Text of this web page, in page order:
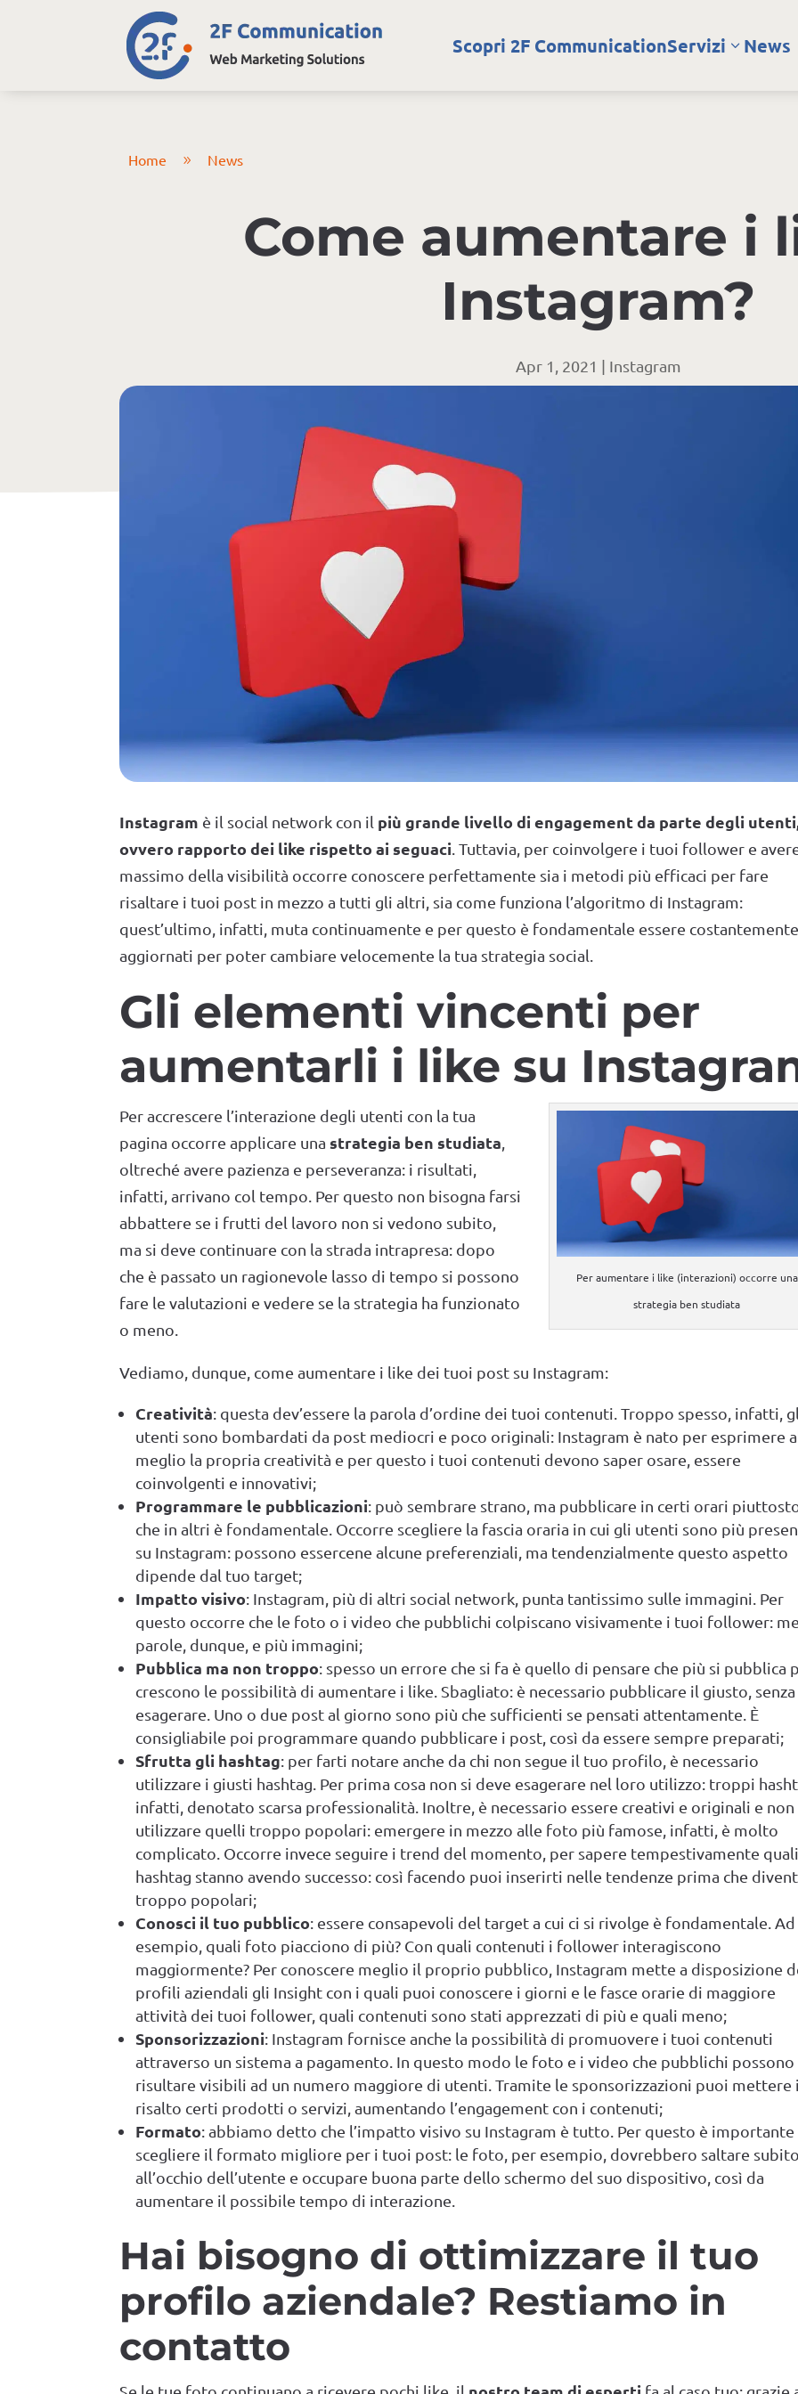
Scopri 2F CommunicationServizi News
Home 9 News
Come aumentare i
Instagram?
Apr 1, 2021 | Instagram
Instagram è il social network con il più grande livello di engagement da parte degli
ovvero rapporto dei like rispetto ai seguaci . Tuttavia, per coinvolgere i tuoi follower e
massimo della visibilità occorre conoscere perfettamente sia i metodi più efficaci per fare
risaltare i tuoi post in mezzo a tutti gli altri, sia come funziona l’algoritmo di Instagram:
quest’ultimo, infatti, muta continuamente e per questo è fondamentale essere costantemente
aggiornati per poter cambiare velocemente la tua strategia social.
Gli elementi vincenti per
aumentarli i like su
Per aumentare i like (interazioni) occorre una
strategia ben studiata
Per accrescere l’interazione degli utenti con la tua
pagina occorre applicare una strategia ben studiata
oltreché avere pazienza e perseveranza: i risultati,
infatti, arrivano col tempo. Per questo non bisogna farsi
abbattere se i frutti del lavoro non si vedono subito,
ma si deve continuare con la strada intrapresa: dopo
che è passato un ragionevole lasso di tempo si possono
fare le valutazioni e vedere se la strategia ha funzionato
o meno.
Vediamo, dunque, come aumentare i like dei tuoi post su Instagram:
Creatività: questa dev’essere la parola d’ordine dei tuoi contenuti. Troppo spesso, infatti,
utenti sono bombardati da post mediocri e poco originali: Instagram è nato per esprimere
meglio la propria creatività e per questo i tuoi contenuti devono saper osare, essere
coinvolgenti e innovativi;
Programmare le pubblicazioni: può sembrare strano, ma pubblicare in certi orari
che in altri è fondamentale. Occorre scegliere la fascia oraria in cui gli utenti sono più
su Instagram: possono essercene alcune preferenziali, ma tendenzialmente questo aspetto
dipende dal tuo target;
Impatto visivo: Instagram, più di altri social network, punta tantissimo sulle immagini. Per
questo occorre che le foto o i video che pubblichi colpiscano visivamente i tuoi follower:
parole, dunque, e più immagini;
Pubblica ma non troppo: spesso un errore che si fa è quello di pensare che più si pubblica
crescono le possibilità di aumentare i like. Sbagliato: è necessario pubblicare il giusto, senza
esagerare. Uno o due post al giorno sono più che sufficienti se pensati attentamente. È
consigliabile poi programmare quando pubblicare i post, così da essere sempre preparati;
Sfrutta gli hashtag: per farti notare anche da chi non segue il tuo profilo, è necessario
utilizzare i giusti hashtag. Per prima cosa non si deve esagerare nel loro utilizzo: troppi
infatti, denotato scarsa professionalità. Inoltre, è necessario essere creativi e originali e non
utilizzare quelli troppo popolari: emergere in mezzo alle foto più famose, infatti, è molto
complicato. Occorre invece seguire i trend del momento, per sapere tempestivamente quali
hashtag stanno avendo successo: così facendo puoi inserirti nelle tendenze prima che
troppo popolari;
Conosci il tuo pubblico: essere consapevoli del target a cui ci si rivolge è fondamentale. Ad
esempio, quali foto piacciono di più? Con quali contenuti i follower interagiscono
maggiormente? Per conoscere meglio il proprio pubblico, Instagram mette a disposizione
profili aziendali gli Insight con i quali puoi conoscere i giorni e le fasce orarie di maggiore
attività dei tuoi follower, quali contenuti sono stati apprezzati di più e quali meno;
Sponsorizzazioni: Instagram fornisce anche la possibilità di promuovere i tuoi contenuti
attraverso un sistema a pagamento. In questo modo le foto e i video che pubblichi possono
risultare visibili ad un numero maggiore di utenti. Tramite le sponsorizzazioni puoi mettere
risalto certi prodotti o servizi, aumentando l’engagement con i contenuti;
Formato: abbiamo detto che l’impatto visivo su Instagram è tutto. Per questo è importante
scegliere il formato migliore per i tuoi post: le foto, per esempio, dovrebbero saltare subito
all’occhio dell’utente e occupare buona parte dello schermo del suo dispositivo, così da
aumentare il possibile tempo di interazione.
Hai bisogno di ottimizzare il tuo
profilo aziendale? Restiamo in
contatto